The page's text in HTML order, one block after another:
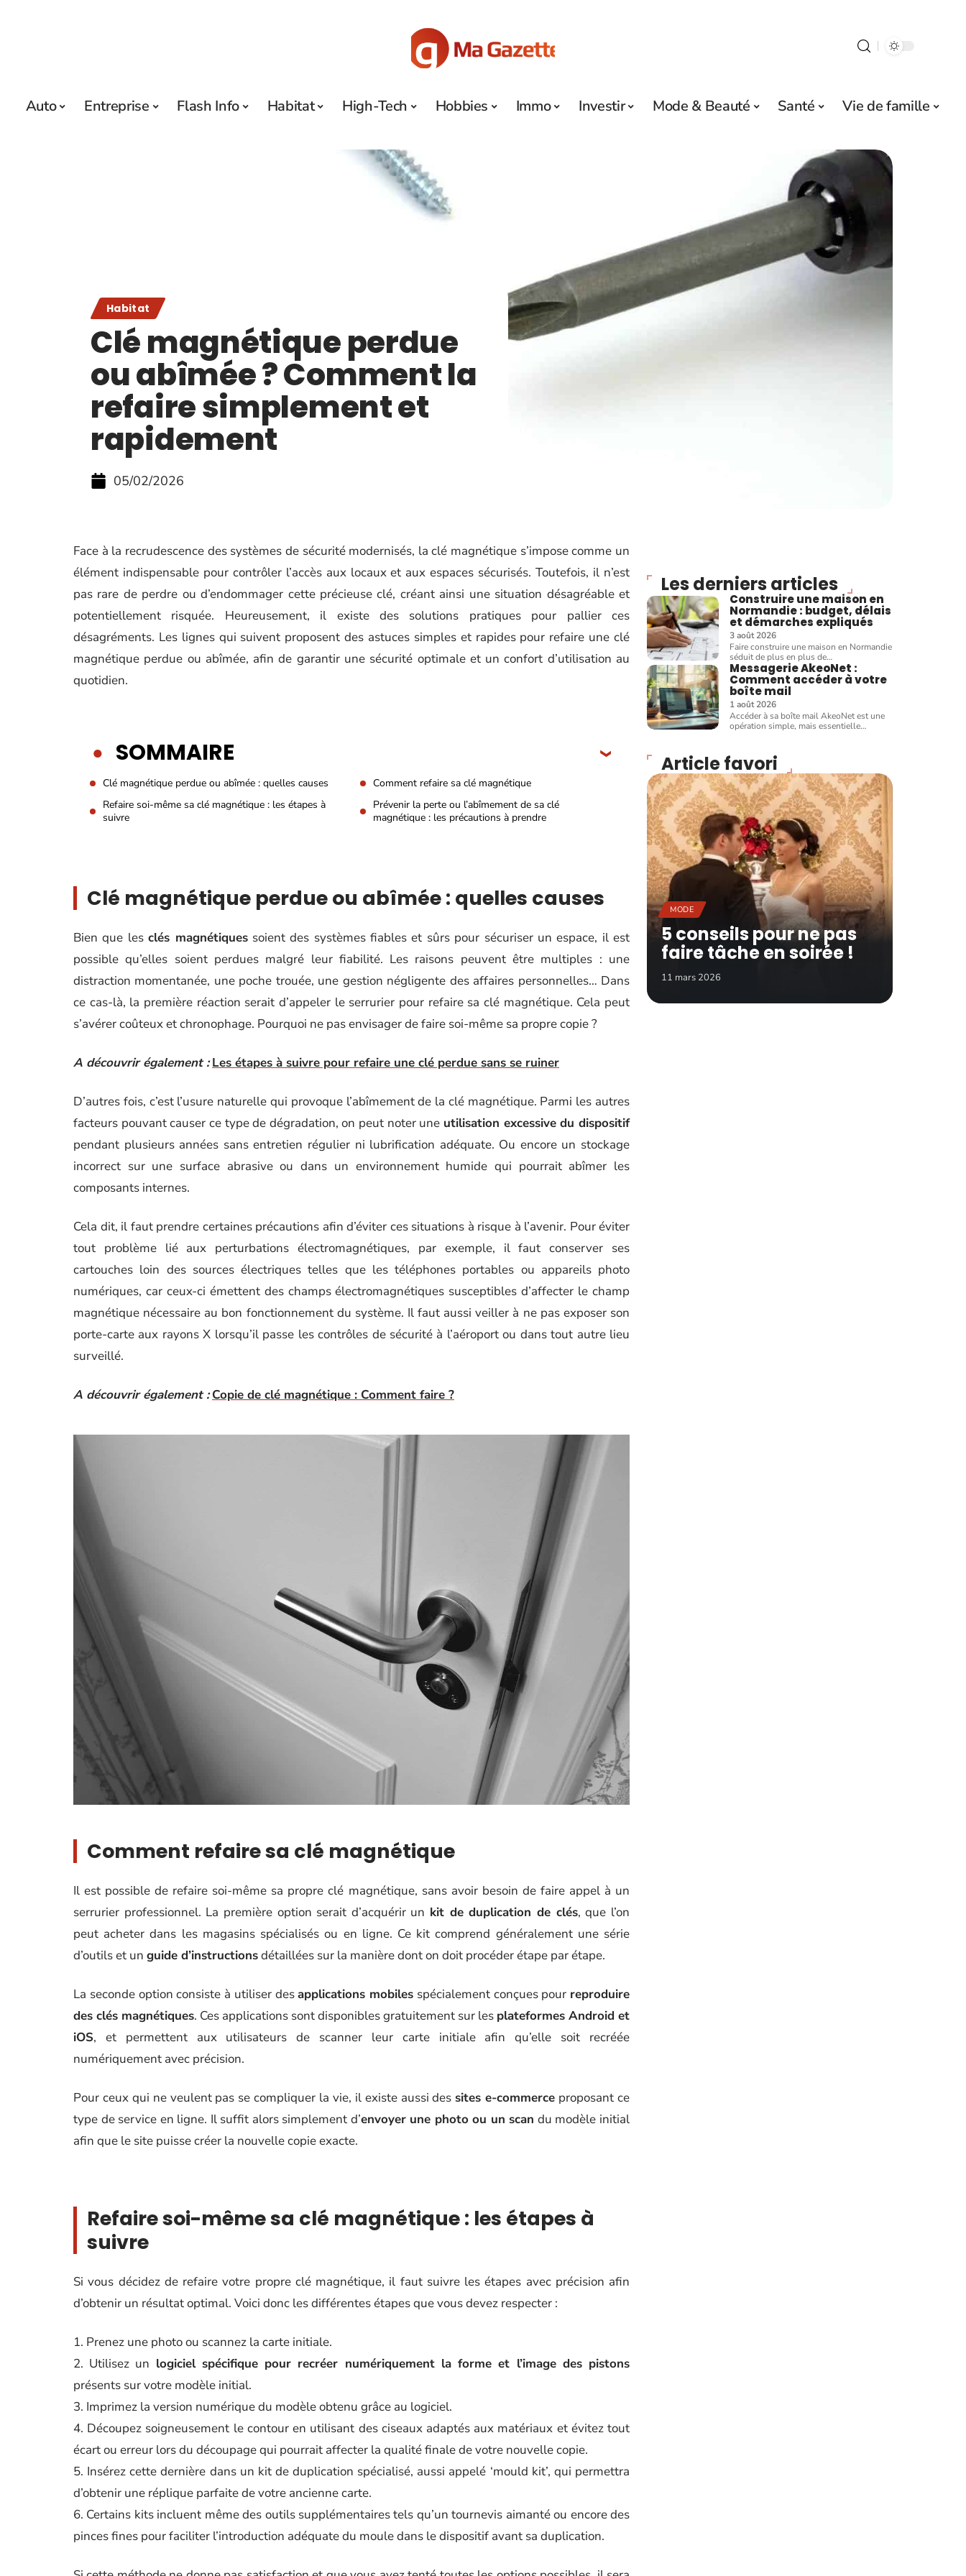
Auto Entreprise Flash Info Habitat High-Tech Hobbies Immo Investir Mode & Beauté Santé Vie de famille
Habitat
Clé magnétique perdue
ou abîmée ? Comment la
refaire simplement et
rapidement
05/02/2026
Face à la recrudescence des systèmes de sécurité modernisés, la clé magnétique s’impose comme un
élément indispensable pour contrôler l’accès aux locaux et aux espaces sécurisés. Toutefois, il n’est
pas rare de perdre ou d’endommager cette précieuse clé, créant ainsi une situation désagréable et
potentiellement risquée. Heureusement, il existe des solutions pratiques pour pallier ces
désagréments. Les lignes qui suivent proposent des astuces simples et rapides pour refaire une clé
magnétique perdue ou abîmée, afin de garantir une sécurité optimale et un confort d’utilisation au
quotidien.
SOMMAIRE
Clé magnétique perdue ou abîmée : quelles causes
Comment refaire sa clé magnétique
Refaire soi-même sa clé magnétique : les étapes à
suivre
Prévenir la perte ou l’abîmement de sa clé
magnétique : les précautions à prendre
Clé magnétique perdue ou abîmée : quelles causes
Bien que lesclés magnétiquessoient des systèmes fiables et sûrs pour sécuriser un espace, il est
possible qu’elles soient perdues malgré leur fiabilité. Les raisons peuvent être multiples : une
distraction momentanée, une poche trouée, une gestion négligente des affaires personnelles… Dans
ce cas-là, la première réaction serait d’appeler le serrurier pour refaire sa clé magnétique. Cela peut
s’avérer coûteux et chronophage. Pourquoi ne pas envisager de faire soi-même sa propre copie ?
A découvrir également : Les étapes à suivre pour refaire une clé perdue sans se ruiner
D’autres fois, c’est l’usure naturelle qui provoque l’abîmement de la clé magnétique. Parmi les autres
facteurs pouvant causer ce type de dégradation, on peut noter une utilisation excessive du dispositif
pendant plusieurs années sans entretien régulier ni lubrification adéquate. Ou encore un stockage
incorrect sur une surface abrasive ou dans un environnement humide qui pourrait abîmer les
composants internes.
Cela dit, il faut prendre certaines précautions afin d’éviter ces situations à risque à l’avenir. Pour éviter
tout problème lié aux perturbations électromagnétiques, par exemple, il faut conserver ses
cartouches loin des sources électriques telles que les téléphones portables ou appareils photo
numériques, car ceux-ci émettent des champs électromagnétiques susceptibles d’affecter le champ
magnétique nécessaire au bon fonctionnement du système. Il faut aussi veiller à ne pas exposer son
porte-carte aux rayons X lorsqu’il passe les contrôles de sécurité à l’aéroport ou dans tout autre lieu
surveillé.
A découvrir également : Copie de clé magnétique : Comment faire ?
Comment refaire sa clé magnétique
Il est possible de refaire soi-même sa propre clé magnétique, sans avoir besoin de faire appel à un
serrurier professionnel. La première option serait d’acquérir un kit de duplication de clés, que l’on
peut acheter dans les magasins spécialisés ou en ligne. Ce kit comprend généralement une série
d’outils et un guide d’instructionsdétaillées sur la manière dont on doit procéder étape par étape.
La seconde option consiste à utiliser desapplications mobiles spécialement conçues pour reproduire
des clés magnétiques. Ces applications sont disponibles gratuitement sur les plateformes Android et
iOS, et permettent aux utilisateurs de scanner leur carte initiale afin qu’elle soit recréée
numériquement avec précision.
Pour ceux qui ne veulent pas se compliquer la vie, il existe aussi des sites e-commerce proposant ce
type de service en ligne. Il suffit alors simplement d’envoyer une photo ou un scan du modèle initial
afin que le site puisse créer la nouvelle copie exacte.
Refaire soi-même sa clé magnétique : les étapes à
suivre
Si vous décidez de refaire votre propre clé magnétique, il faut suivre les étapes avec précision afin
d’obtenir un résultat optimal. Voici donc les différentes étapes que vous devez respecter :
1. Prenez une photo ou scannez la carte initiale.
2. Utilisez un logiciel spécifique pour recréer numériquement la forme et l’image des pistons
présents sur votre modèle initial.
3. Imprimez la version numérique du modèle obtenu grâce au logiciel.
4. Découpez soigneusement le contour en utilisant des ciseaux adaptés aux matériaux et évitez tout
écart ou erreur lors du découpage qui pourrait affecter la qualité finale de votre nouvelle copie.
5. Insérez cette dernière dans un kit de duplication spécialisé, aussi appelé ‘mould kit’, qui permettra
d’obtenir une réplique parfaite de votre ancienne carte.
6. Certains kits incluent même des outils supplémentaires tels qu’un tournevis aimanté ou encore des
pinces fines pour faciliter l’introduction adéquate du moule dans le dispositif avant sa duplication.
Les derniers articles
Construire une maison en
Normandie : budget, délais
et démarches expliqués
3 août 2026
Faire construire une maison en Normandie
séduit de plus en plus de…
Messagerie AkeoNet :
Comment accéder à votre
boîte mail
1 août 2026
Accéder à sa boîte mail AkeoNet est une
opération simple, mais essentielle…
Article favori
MODE
5 conseils pour ne pas
faire tâche en soirée !
11 mars 2026